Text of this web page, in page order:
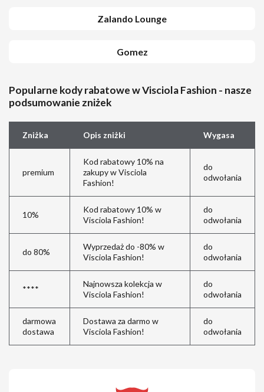
Zalando Lounge
Gomez
Popularne kody rabatowe w Visciola Fashion - nasze
podsumowanie zniżek
Zniżka Opis zniżki Wygasa
premium
Kod rabatowy 10% na
zakupy w Visciola
Fashion!
do
odwołania
10%
Kod rabatowy 10% w
Visciola Fashion!
do
odwołania
do 80%
Wyprzedaż do -80% w
Visciola Fashion!
do
odwołania
****
Najnowsza kolekcja w
Visciola Fashion!
do
odwołania
darmowa
dostawa
Dostawa za darmo w
Visciola Fashion!
do
odwołania